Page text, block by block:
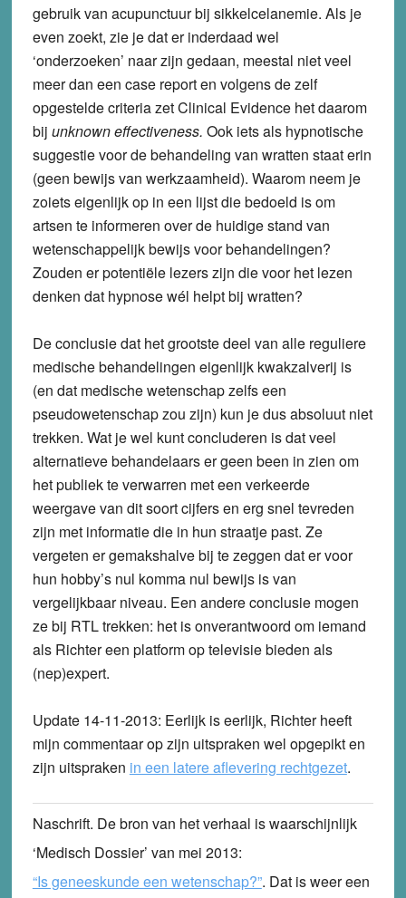
gebruik van acupunctuur bij sikkelcelanemie. Als je
even zoekt, zie je dat er inderdaad wel
‘onderzoeken’ naar zijn gedaan, meestal niet veel
meer dan een case report en volgens de zelf
opgestelde criteria zet Clinical Evidence het daarom
bij unknown effectiveness. Ook iets als hypnotische
suggestie voor de behandeling van wratten staat erin
(geen bewijs van werkzaamheid). Waarom neem je
zoiets eigenlijk op in een lijst die bedoeld is om
artsen te informeren over de huidige stand van
wetenschappelijk bewijs voor behandelingen?
Zouden er potentiële lezers zijn die voor het lezen
denken dat hypnose wél helpt bij wratten?
De conclusie dat het grootste deel van alle reguliere
medische behandelingen eigenlijk kwakzalverij is
(en dat medische wetenschap zelfs een
pseudowetenschap zou zijn) kun je dus absoluut niet
trekken. Wat je wel kunt concluderen is dat veel
alternatieve behandelaars er geen been in zien om
het publiek te verwarren met een verkeerde
weergave van dit soort cijfers en erg snel tevreden
zijn met informatie die in hun straatje past. Ze
vergeten er gemakshalve bij te zeggen dat er voor
hun hobby’s nul komma nul bewijs is van
vergelijkbaar niveau. Een andere conclusie mogen
ze bij RTL trekken: het is onverantwoord om iemand
als Richter een platform op televisie bieden als
(nep)expert.
Update 14-11-2013: Eerlijk is eerlijk, Richter heeft
mijn commentaar op zijn uitspraken wel opgepikt en
zijn uitspraken in een latere aflevering rechtgezet.
Naschrift. De bron van het verhaal is waarschijnlijk
‘Medisch Dossier’ van mei 2013:
“Is geneeskunde een wetenschap?”. Dat is weer een